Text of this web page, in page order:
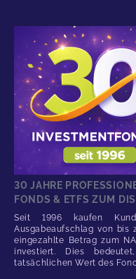
30 JAHRE
FONDS & ETFS ZUM
Seit 1996 kaufen
Ausgabeaufschlag von bis
eingezahlte Betrag zum
investiert. Dies
tatsächlichen Wert des